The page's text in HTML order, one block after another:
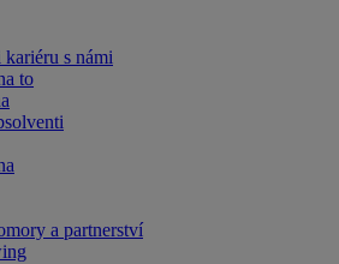
s námi
to
a partnerství